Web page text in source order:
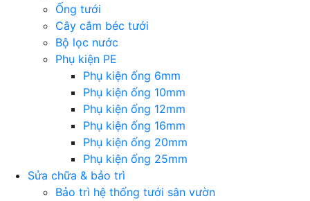
Ống tưới
Cây cắm béc tưới
Bộ lọc nước
Phụ kiện PE
Phụ kiện ống 6mm
Phụ kiện ống 10mm
Phụ kiện ống 12mm
Phụ kiện ống 16mm
Phụ kiện ống 20mm
Phụ kiện ống 25mm
Sửa chữa & bảo trì
Bảo trì hệ thống tưới sân vườn